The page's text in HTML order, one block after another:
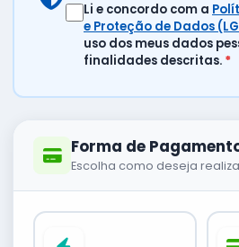
Li e concordo com a
e Proteção de Dados
uso dos meus dados
finalidades descritas. *
Forma de
Escolha como deseja